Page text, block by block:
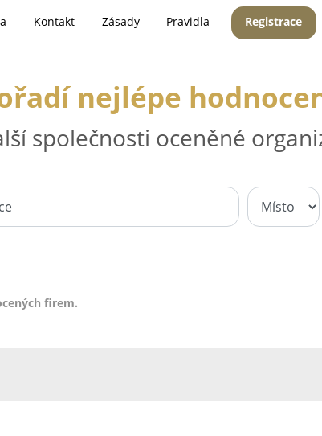
Kontakt Zásady Pravidla Registrace
nejlépe
společnosti oceněné
firem.